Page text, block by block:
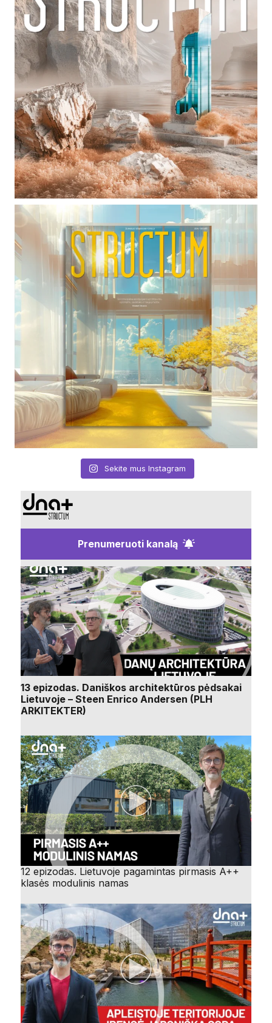
Sekite mus Instagram
Prenumeruoti kanalą
13 epizodas. Daniškos architektūros pėdsakai
Lietuvoje – Steen Enrico Andersen (PLH
ARKITEKTER)
12 epizodas. Lietuvoje pagamintas pirmasis A++
klasės modulinis namas